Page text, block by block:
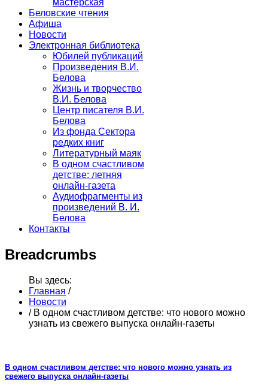
Беловские чтения
Афиша
Новости
Электронная библиотека
Юбилей публикаций
Произведения В.И.
Белова
Жизнь и творчество
В.И. Белова
Центр писателя В.И.
Белова
Из фонда Сектора
редких книг
Литературный маяк
В одном счастливом
детстве: летняя
онлайн-газета
Аудиофрагменты из
произведений В. И.
Белова
Контакты
Breadcrumbs
Вы здесь:
Главная /
Новости
/ В одном счастливом детстве: что нового можно
узнать из свежего выпуска онлайн-газеты
В одном счастливом детстве: что нового можно узнать из
свежего выпуска онлайн-газеты